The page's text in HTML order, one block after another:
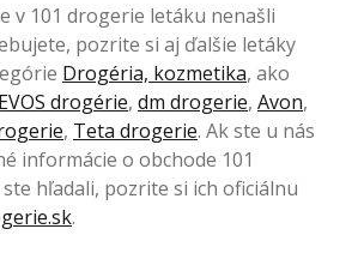
v 101 drogerie letáku nenašli
pozrite si aj ďalšie letáky
Drogéria, kozmetika, ako
drogérie, dm drogerie, Avon,
, Teta drogerie. Ak ste u nás
informácie o obchode 101
hľadali, pozrite si ich oficiálnu
.